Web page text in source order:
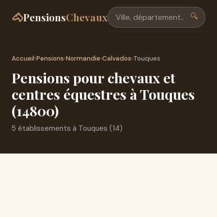
🐴PensionsChevaux 🔍
Accueil›Pensions›Normandie›Calvados›Touques
Pensions pour chevaux et
centres équestres à Touques
(14800)
5 établissements à Touques (14)